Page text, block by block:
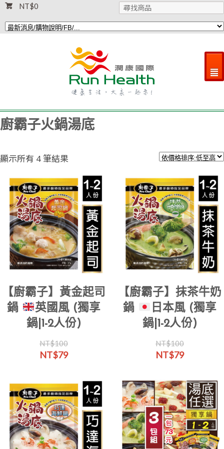
NT$0
²
廚霸子火鍋湯底
顯示所有 4 筆結果
格
排
序：
低
至
高
【廚霸子】黃金起司
鍋
英國風 (獨享
鍋|1-2人份)
NT$100
原
格：
NT$100。
NT$79目
格：
NT$79。
【廚霸子】抹茶牛奶
鍋
日本風 (獨享
鍋|1-2人份)
NT$100
原
格：
NT$100。
NT$79目
格：
NT$79。